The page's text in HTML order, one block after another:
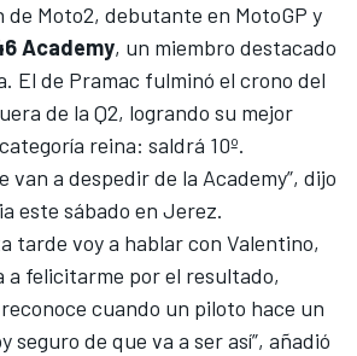
de Moto2, debutante en MotoGP y
Academy, un miembro destacado
El de Pramac fulminó el crono del
de la Q2, logrando su mejor
reina: saldrá 10º.
van a despedir de la Academy”, dijo
este sábado en Jerez.
tarde voy a hablar con Valentino,
a felicitarme por el resultado,
cuando un piloto hace un
seguro de que va a ser así”, añadió